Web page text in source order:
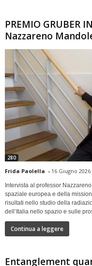
PREMIO GRUBER
Nazzareno
280
Frida Paolella - 16 Giugno 2026
Intervista al professor
spaziale europea e della
risultati nello studio della
dell’Italia nello spazio e sulle
Continua a leggere
Entanglement